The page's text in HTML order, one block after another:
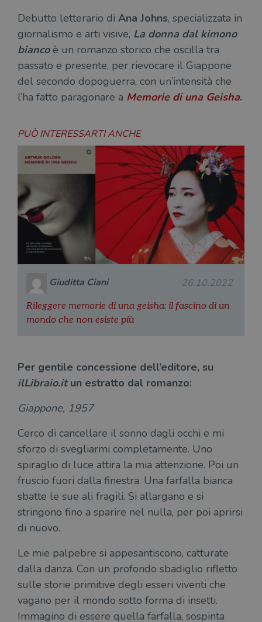
Debutto letterario di Ana Johns, specializzata in
giornalismo e arti visive, La donna dal kimono
biancoè un romanzo storico che oscilla tra
passato e presente, per rievocare il Giappone
del secondo dopoguerra, con un’intensità che
l’ha fatto paragonare a Memorie di una Geisha.
PUÒ INTERESSARTI ANCHE
Giuditta Ciani 26.10.2022
Rileggere memorie di una geisha: il fascino di un
mondo che non esiste più
Per gentile concessione dell’editore, su
ilLibraio.itun estratto dal romanzo:
Giappone, 1957
Cerco di cancellare il sonno dagli occhi e mi
sforzo di svegliarmi completamente. Uno
spiraglio di luce attira la mia attenzione. Poi un
fruscio fuori dalla finestra. Una farfalla bianca
sbatte le sue ali fragili. Si allargano e si
stringono fino a sparire nel nulla, per poi aprirsi
di nuovo.
Le mie palpebre si appesantiscono, catturate
dalla danza. Con un profondo sbadiglio rifletto
sulle storie primitive degli esseri viventi che
vagano per il mondo sotto forma di insetti.
Immagino di essere quella farfalla, sospinta